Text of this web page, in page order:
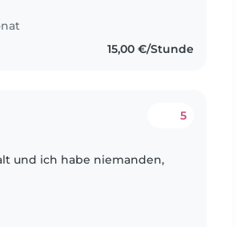
15,00 €/Stunde
5
und ich habe niemanden,